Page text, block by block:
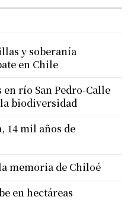
y soberanía
en Chile
río San Pedro-Calle
biodiversidad
14 mil años de
memoria de Chiloé
en hectáreas